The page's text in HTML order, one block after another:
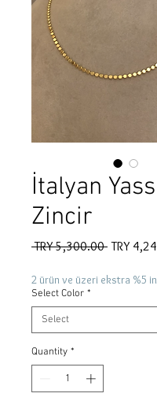
İtalyan
Zincir
TRY 5,300.00 Regular
TRY
2 ürün ve üzeri ekstra %5
Select Color *
Quantity *